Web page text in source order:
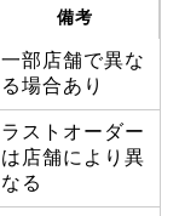
備考
一部店舗で異な
る場合あり
ラストオーダー
は店舗により異
なる